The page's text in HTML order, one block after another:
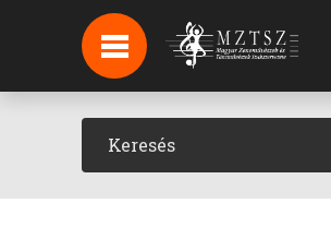
HÍREK
HÍRLEVÉL FELIRATKOZÁS
PODCAST